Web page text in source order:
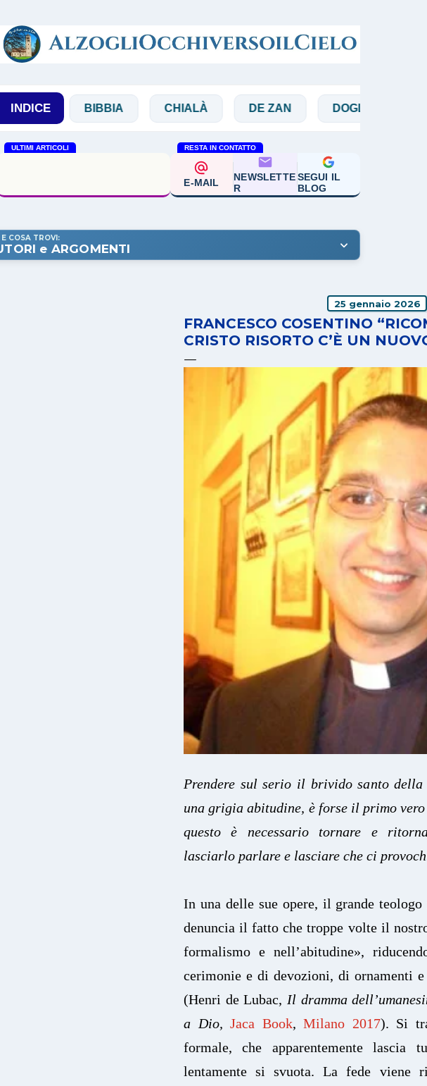
INDICE
BIBBIA CHIALÀ DE ZAN DOGLIO
ULTIMI ARTICOLI RESTA IN CONTATTO
E-MAIL
NEWSLETTE
R
SEGUI IL
BLOG
E COSA TROVI:
e ARGOMENTI
25 gennaio 2026
FRANCESCO COSENTINO
CRISTO RISORTO C’È UN
Prendere sul serio il brivido santo della
una grigia abitudine, è forse il primo
questo è necessario tornare e
lasciarlo parlare e lasciare che ci
In una delle sue opere, il grande
denuncia il fatto che troppe volte il
formalismo e nell’abitudine»,
cerimonie e di devozioni, di ornamenti
(Henri de Lubac, Il dramma
a Dio, Jaca Book, Milano 2017). Si
formale, che apparentemente lascia
lentamente si svuota. La fede viene